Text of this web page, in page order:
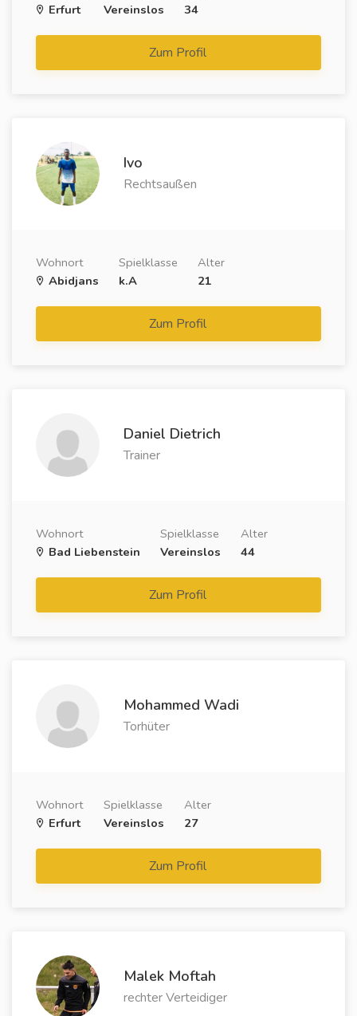
Erfurt
Vereinslos
34
Zum Profil
Ivo
Rechtsaußen
Wohnort
Abidjans
Spielklasse
k.A
Alter
21
Zum Profil
Daniel Dietrich
Trainer
Wohnort
Bad Liebenstein
Spielklasse
Vereinslos
Alter
44
Zum Profil
Mohammed Wadi
Torhüter
Wohnort
Erfurt
Spielklasse
Vereinslos
Alter
27
Zum Profil
Malek Moftah
rechter Verteidiger